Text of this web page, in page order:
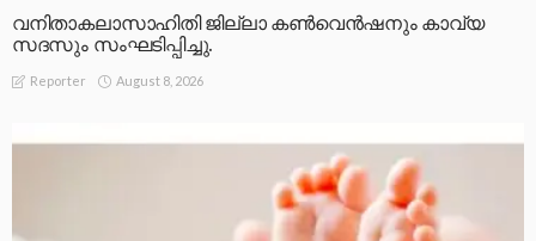
വനിതാകലാസാഹിതി ജില്ലാ കൺവെൻഷനും കാവ്യ
സദസും സംഘടിപ്പിച്ചു.
Reporter August 8, 2026